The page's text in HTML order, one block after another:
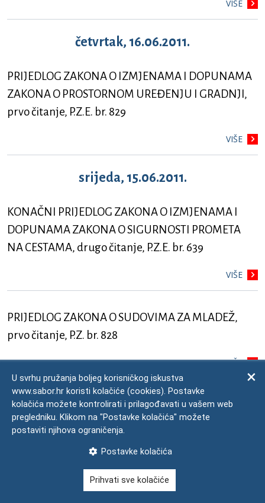
VIŠE
četvrtak, 16.06.2011.
PRIJEDLOG ZAKONA O IZMJENAMA I DOPUNAMA
ZAKONA O PROSTORNOM UREĐENJU I GRADNJI,
prvo čitanje, P.Z.E. br. 829
VIŠE
srijeda, 15.06.2011.
KONAČNI PRIJEDLOG ZAKONA O IZMJENAMA I
DOPUNAMA ZAKONA O SIGURNOSTI PROMETA
NA CESTAMA, drugo čitanje, P.Z.E. br. 639
VIŠE
PRIJEDLOG ZAKONA O SUDOVIMA ZA MLADEŽ,
prvo čitanje, P.Z. br. 828
VIŠE
PRIJEDLOG REZOLUCIJE O ŠEĆERNOJ BOLESTI -
predlagatelj Odbor za zdravstvo i socijalnu skrb
PRIJEDLOG ZAKONA O POTVRĐIVANJU
U svrhu pružanja boljeg korisničkog iskustva
www.sabor.hr koristi kolačiće (cookies). Postavke
kolačića možete kontrolirati i prilagođavati u vašem web
pregledniku. Klikom na "Postavke kolačića" možete
postaviti njihova ograničenja.
Postavke kolačića
Prihvati sve kolačiće